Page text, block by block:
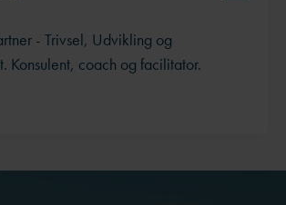
- Trivsel, Udvikling og
Konsulent, coach og facilitator.